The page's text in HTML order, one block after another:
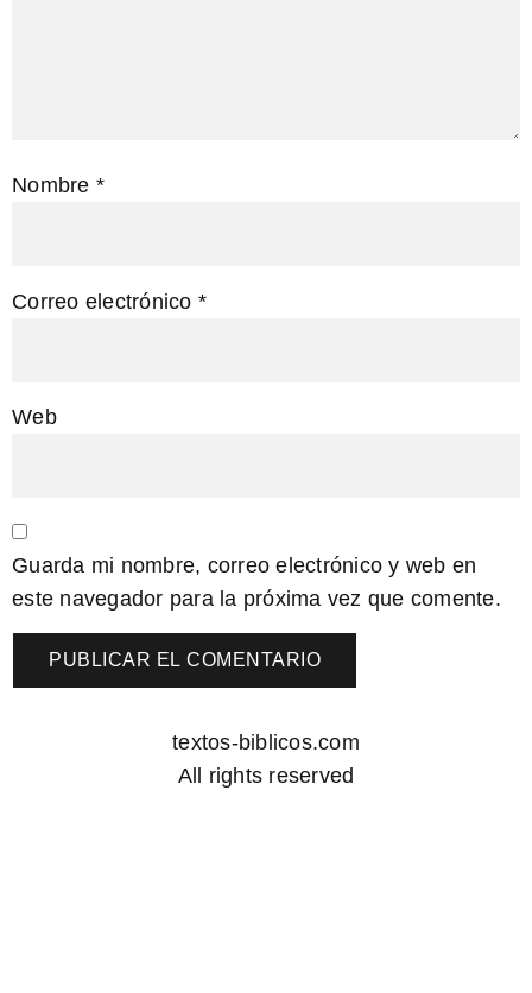
Nombre *
Correo electrónico *
Web
Guarda mi nombre, correo electrónico y web en
este navegador para la próxima vez que comente.
textos-biblicos.com
All rights reserved